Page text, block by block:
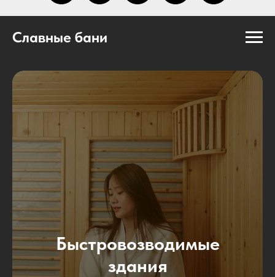
Славные бани
Быстровозводимые
здания